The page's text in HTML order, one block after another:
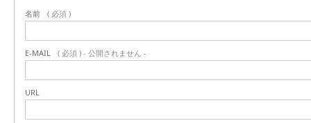
名前 ( 必須 )
E-MAIL ( 必須 ) - 公開されません -
URL